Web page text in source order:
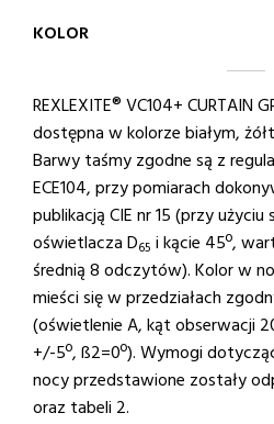
KOLOR
REXLEXITE® VC104+ CURTAIN
dostępna w kolorze białym,
Barwy taśmy zgodne są z
ECE104, przy pomiarach
publikacją CIE nr 15 (przy
oświetlacza D65 i kącie 45º,
średnią 8 odczytów). Kolor w
mieści się w przedziałach
(oświetlenie A, kąt obserwacji
+/-5º, ß2=0º). Wymogi
nocy przedstawione zostały
oraz tabeli 2.